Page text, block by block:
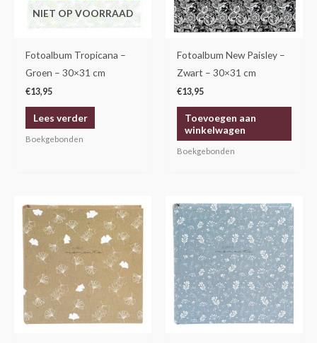
NIET OP VOORRAAD
Fotoalbum Tropicana –
Groen – 30×31 cm
€13,95
Lees verder
Boekgebonden
Fotoalbum New Paisley –
Zwart – 30×31 cm
€13,95
Toevoegen aan
winkelwagen
Boekgebonden